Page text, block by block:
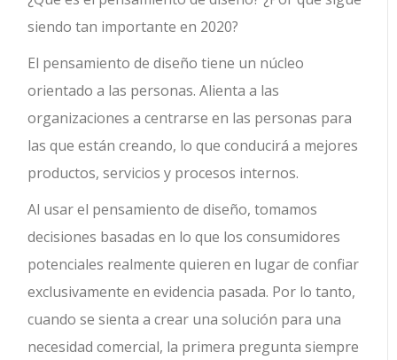
siendo tan importante en 2020?
El pensamiento de diseño tiene un núcleo
orientado a las personas. Alienta a las
organizaciones a centrarse en las personas para
las que están creando, lo que conducirá a mejores
productos, servicios y procesos internos.
Al usar el pensamiento de diseño, tomamos
decisiones basadas en lo que los consumidores
potenciales realmente quieren en lugar de confiar
exclusivamente en evidencia pasada. Por lo tanto,
cuando se sienta a crear una solución para una
necesidad comercial, la primera pregunta siempre